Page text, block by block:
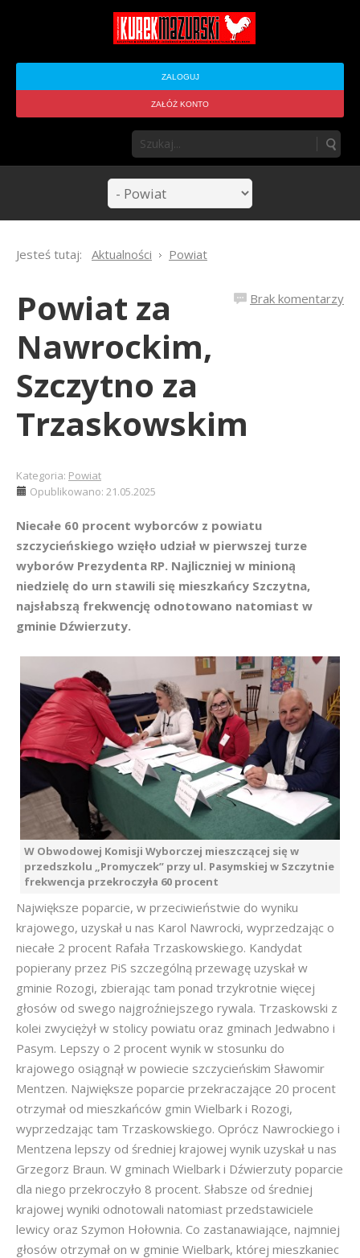
ZALOGUJ
ZAŁÓŻ KONTO
Jesteś tutaj: Aktualności Powiat
Brak komentarzy
Powiat za
Nawrockim,
Szczytno za
Trzaskowskim
Kategoria: Powiat
Opublikowano: 21.05.2025
Niecałe 60 procent wyborców z powiatu
szczycieńskiego wzięło udział w pierwszej turze
wyborów Prezydenta RP. Najliczniej w minioną
niedzielę do urn stawili się mieszkańcy Szczytna,
najsłabszą frekwencję odnotowano natomiast w
gminie Dźwierzuty.
W Obwodowej Komisji Wyborczej mieszczącej się w
przedszkolu „Promyczek” przy ul. Pasymskiej w Szczytnie
frekwencja przekroczyła 60 procent
Największe poparcie, w przeciwieństwie do wyniku
krajowego, uzyskał u nas Karol Nawrocki, wyprzedzając o
niecałe 2 procent Rafała Trzaskowskiego. Kandydat
popierany przez PiS szczególną przewagę uzyskał w
gminie Rozogi, zbierając tam ponad trzykrotnie więcej
głosów od swego najgroźniejszego rywala. Trzaskowski z
kolei zwyciężył w stolicy powiatu oraz gminach Jedwabno i
Pasym. Lepszy o 2 procent wynik w stosunku do
krajowego osiągnął w powiecie szczycieńskim Sławomir
Mentzen. Największe poparcie przekraczające 20 procent
otrzymał od mieszkańców gmin Wielbark i Rozogi,
wyprzedzając tam Trzaskowskiego. Oprócz Nawrockiego i
Mentzena lepszy od średniej krajowej wynik uzyskał u nas
Grzegorz Braun. W gminach Wielbark i Dźwierzuty poparcie
dla niego przekroczyło 8 procent. Słabsze od średniej
krajowej wyniki odnotowali natomiast przedstawiciele
lewicy oraz Szymon Hołownia. Co zastanawiające, najmniej
głosów otrzymał on w gminie Wielbark, której mieszkaniec